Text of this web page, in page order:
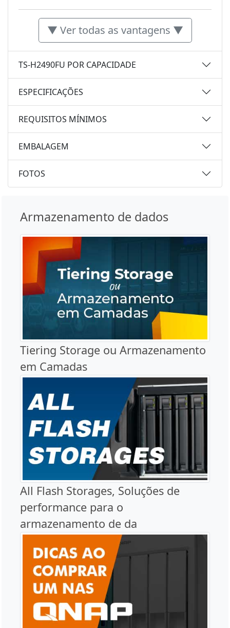
▼ Ver todas as vantagens ▼
TS-H2490FU POR CAPACIDADE
ESPECIFICAÇÕES
REQUISITOS MÍNIMOS
EMBALAGEM
FOTOS
Armazenamento de dados
Tiering Storage ou Armazenamento
em Camadas
All Flash Storages, Soluções de
performance para o
armazenamento de da